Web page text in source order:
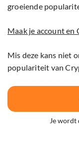
groeiende
Maak je account en
Mis deze kans niet
populariteit van
Je wordt